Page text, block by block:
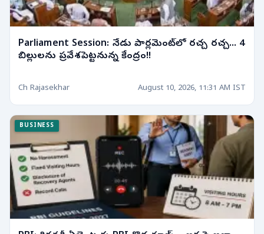
Parliament Session: నేడు పార్లమెంట్‌లో రచ్చ రచ్చ... 4
బిల్లులను ప్రవేశపెట్టనున్న కేంద్రం!!
Ch Rajasekhar August 10, 2026, 11:31 AM IST
BUSINESS